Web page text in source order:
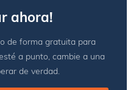
ahora!
de forma gratuita para
a punto, cambie a una
de verdad.